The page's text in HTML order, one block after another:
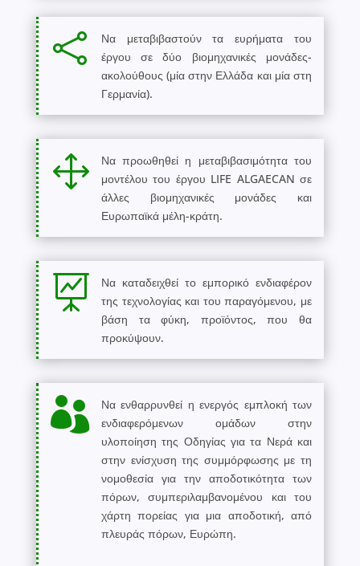

Να μεταβιβαστούν τα ευρήματα του
έργου σε δύο βιομηχανικές μονάδες-
ακολούθους (μία στην Ελλάδα και μία στη
Γερμανία).
1
Να προωθηθεί η μεταβιβασιμότητα του
μοντέλου του έργου LIFE ALGAECAN σε
άλλες βιομηχανικές μονάδες και
Ευρωπαϊκά μέλη-κράτη.

Να καταδειχθεί το εμπορικό ενδιαφέρον
της τεχνολογίας και του παραγόμενου, με
βάση τα φύκη, προϊόντος, που θα
προκύψουν.

Να ενθαρρυνθεί η ενεργός εμπλοκή των
ενδιαφερόμενων ομάδων στην
υλοποίηση της Οδηγίας για τα Νερά και
στην ενίσχυση της συμμόρφωσης με τη
νομοθεσία για την αποδοτικότητα των
πόρων, συμπεριλαμβανομένου και του
χάρτη πορείας για μια αποδοτική, από
πλευράς πόρων, Ευρώπη.